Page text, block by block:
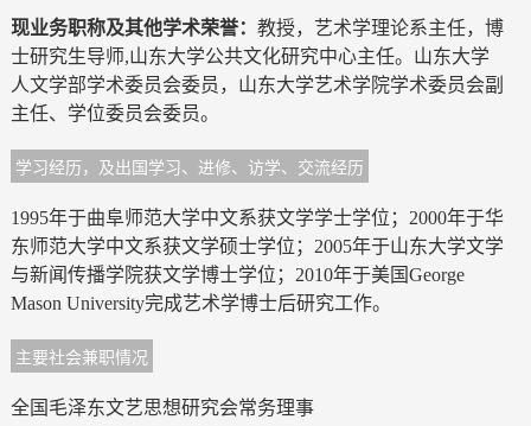
现业务职称及其他学术荣誉： 教授，艺术学理论系主任，博
士研究生导师,山东大学公共文化研究中心主任。山东大学
人文学部学术委员会委员，山东大学艺术学院学术委员会副
主任、学位委员会委员。
学习经历，及出国学习、进修、访学、交流经历
1995年于曲阜师范大学中文系获文学学士学位；2000年于华
东师范大学中文系获文学硕士学位；2005年于山东大学文学
与新闻传播学院获文学博士学位；2010年于美国George
Mason University完成艺术学博士后研究工作。
主要社会兼职情况
全国毛泽东文艺思想研究会常务理事